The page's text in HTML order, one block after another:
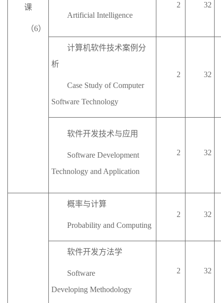
课
（6）
Artificial Intelligence
2 32
计算机软件技术案例分
析
Case Study of Computer
Software Technology
2 32
软件开发技术与应用
Software Development
Technology and Application
2 32
概率与计算
Probability and Computing
2 32
软件开发方法学
Software
Developing Methodology
2 32